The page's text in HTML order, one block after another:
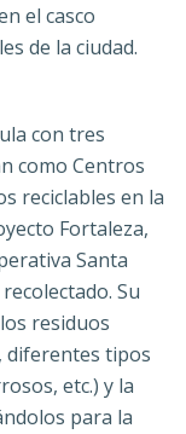
el casco
de la ciudad.
con tres
como Centros
reciclables en la
Fortaleza,
Santa
Su
residuos
diferentes tipos
etc.) y la
para la